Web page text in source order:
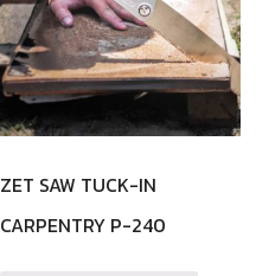
ZET SAW TUCK-IN
CARPENTRY P-240